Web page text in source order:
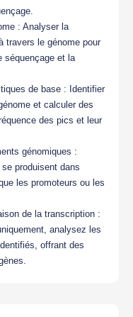
: Analyser la
travers le génome pour
séquençage et la
de base : Identifier
et calculer des
des pics et leur
génomiques :
produisent dans
les promoteurs ou les
de la transcription :
analysez les
offrant des